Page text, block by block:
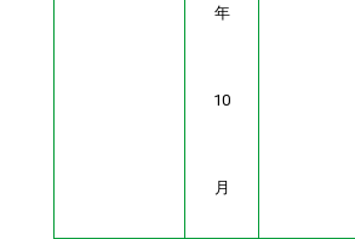
年
10
月